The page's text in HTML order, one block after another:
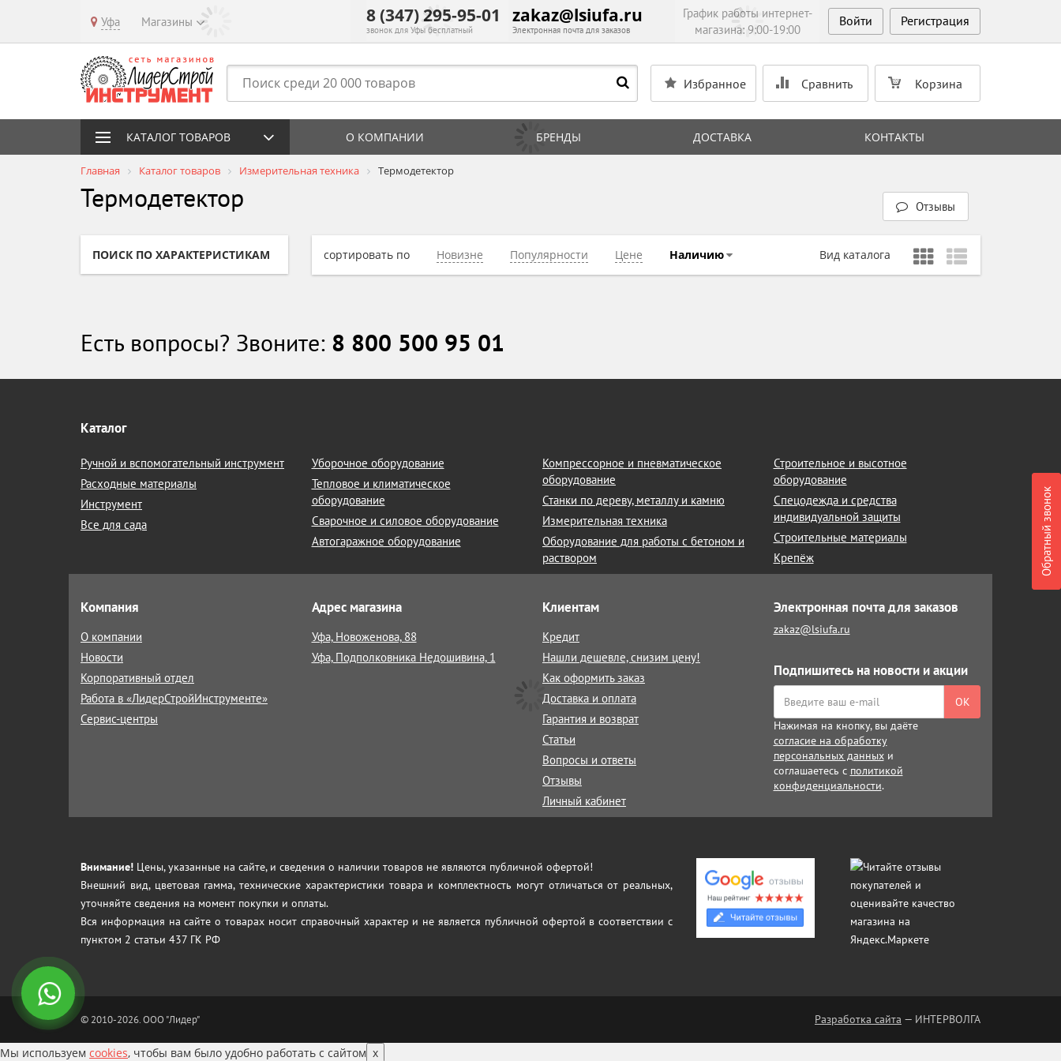
Уфа Магазины 8 (347) 295-95-01
звонок для Уфы бесплатный
zakaz@lsiufa.ru
Электронная почта для заказов
График работы интернет-
магазина: 9:00-19:00
Войти Регистрация
Избранное Сравнить Корзина
Обратный звонок
КАТАЛОГ ТОВАРОВ О КОМПАНИИ БРЕНДЫ ДОСТАВКА КОНТАКТЫ
Главная Каталог товаров Измерительная техника Термодетектор
Отзывы
Термодетектор
ПОИСК ПО ХАРАКТЕРИСТИКАМ сортировать по Новизне Популярности Цене Наличию Вид каталога
Есть вопросы? Звоните: 8 800 500 95 01
Каталог
Ручной и вспомогательный инструмент
Расходные материалы
Инструмент
Все для сада
Уборочное оборудование
Тепловое и климатическое
оборудование
Сварочное и силовое оборудование
Автогаражное оборудование
Компрессорное и пневматическое
оборудование
Станки по дереву, металлу и камню
Измерительная техника
Оборудование для работы с бетоном и
раствором
Строительное и высотное
оборудование
Спецодежда и средства
индивидуальной защиты
Строительные материалы
Крепёж
Компания
О компании
Новости
Корпоративный отдел
Работа в «ЛидерСтройИнструменте»
Сервис-центры
Адрес магазина
Уфа, Новоженова, 88
Уфа, Подполковника Недошивина, 1
Клиентам
Кредит
Нашли дешевле, снизим цену!
Как оформить заказ
Доставка и оплата
Гарантия и возврат
Статьи
Вопросы и ответы
Отзывы
Личный кабинет
Электронная почта для заказов
zakaz@lsiufa.ru
Подпишитесь на новости и акции
ОК
Нажимая на кнопку, вы даёте
согласие на обработку
персональных данныхи
соглашаетесь с политикой
конфиденциальности.
Внимание! Цены, указанные на сайте, и сведения о наличии товаров не являются публичной офертой!
Внешний вид, цветовая гамма, технические характеристики товара и комплектность могут отличаться от реальных,
уточняйте сведения на момент покупки и оплаты.
Вся информация на сайте о товарах носит справочный характер и не является публичной офертой в соответствии с
пунктом 2 статьи 437 ГК РФ
© 2010-2026. ООО "Лидер" Разработка сайта — ИНТЕРВОЛГА
Мы используем cookies, чтобы вам было удобно работать с сайтом x